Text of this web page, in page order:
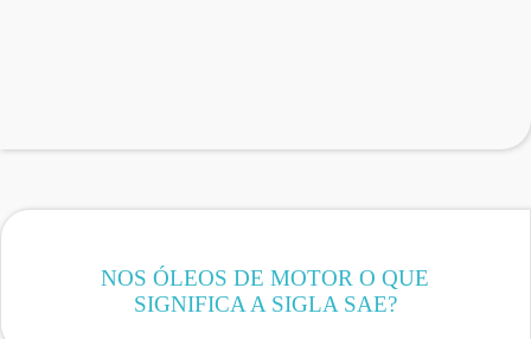
NOS ÓLEOS DE MOTOR O QUE
SIGNIFICA A SIGLA SAE?